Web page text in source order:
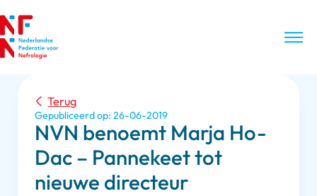
Terug
Gepubliceerd op: 26-06-2019
NVN benoemt Marja Ho-
Dac – Pannekeet tot
nieuwe directeur